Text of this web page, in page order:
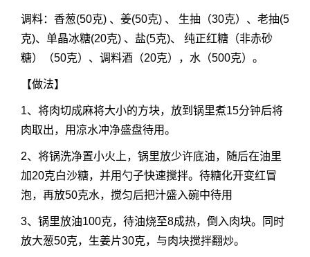
调料：香葱(50克) 、姜(50克) 、 生抽（30克）、老抽(5
克)、单晶冰糖(20克) 、盐(5克)、 纯正红糖（非赤砂
糖）（50克）、调料酒（20克），水（500克）。
【做法】
1、将肉切成麻将大小的方块，放到锅里煮15分钟后将
肉取出，用凉水冲净盛盘待用。
2、将锅洗净置小火上，锅里放少许底油，随后在油里
加20克白沙糖，并用勺子快速搅拌。待糖化开变红冒
泡，再放50克水，搅匀后把汁盛入碗中待用
3、锅里放油100克，待油烧至8成热，倒入肉块。同时
放大葱50克，生姜片30克，与肉块搅拌翻炒。